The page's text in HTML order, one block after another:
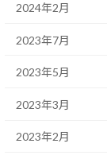
2024年2月
2023年7月
2023年5月
2023年3月
2023年2月